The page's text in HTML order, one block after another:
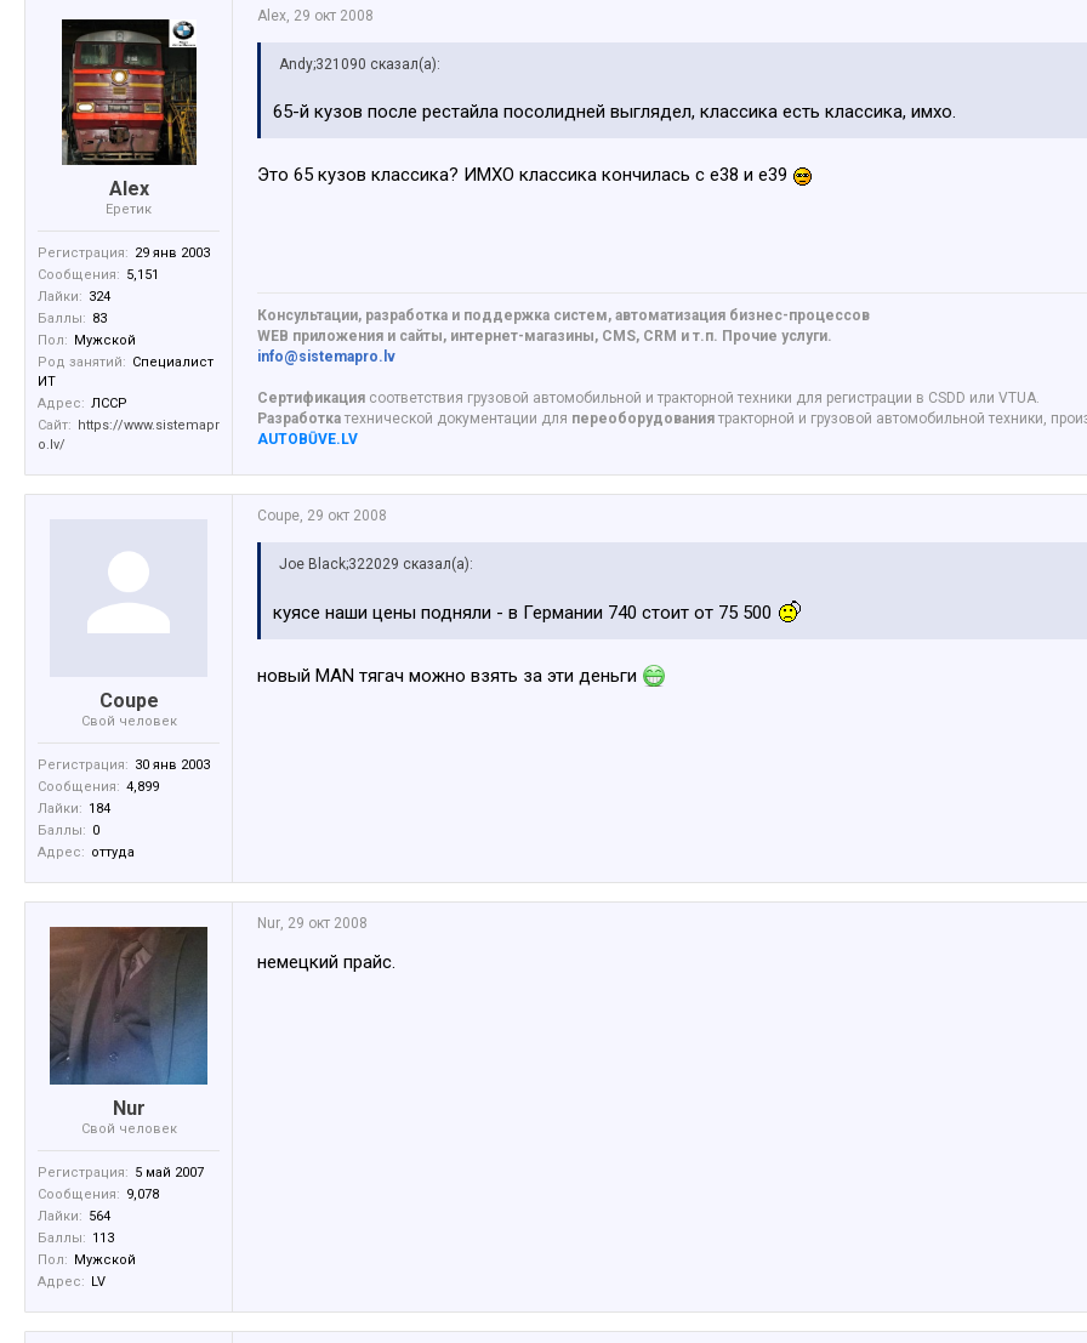
Alex
Еретик
Регистрация: 29 янв 2003
Сообщения: 5,151
Лайки: 324
Баллы: 83
Пол: Мужской
Род занятий: Специалист
ИТ
Адрес: ЛССР
Сайт: https://www.sistemapr
o.lv/
Alex, 29 окт 2008
Andy;321090 сказал(а):
65-й кузов после рестайла посолидней выглядел, классика есть классика, имхо.
Это 65 кузов классика? ИМХО классика кончилась с е38 и е39
Консультации, разработка и поддержка систем, автоматизация бизнес-процессов
WEB приложения и сайты, интернет-магазины, CMS, CRM и т.п. Прочие услуги.
info@sistemapro.lv
Сертификация соответствия грузовой автомобильной и тракторной техники для регистрации в CSDD или VTUA.
Разработкатехнической документации для переоборудованиятракторной и грузовой автомобильной техники,
AUTOBŪVE.LV
Coupe
Свой человек
Регистрация: 30 янв 2003
Сообщения: 4,899
Лайки: 184
Баллы: 0
Адрес: оттуда
Coupe, 29 окт 2008
Joe Black;322029 сказал(а):
куясе наши цены подняли - в Германии 740 стоит от 75 500
новый MAN тягач можно взять за эти деньги
Nur
Свой человек
Регистрация: 5 май 2007
Сообщения: 9,078
Лайки: 564
Баллы: 113
Пол: Мужской
Адрес: LV
Nur, 29 окт 2008
немецкий прайс.